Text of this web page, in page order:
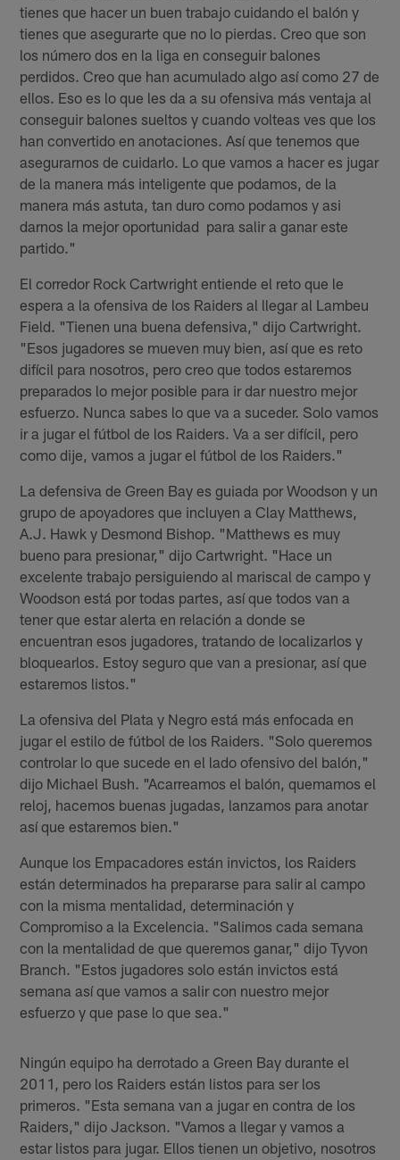
tienes que hacer un buen trabajo cuidando el balón y
tienes que asegurarte que no lo pierdas. Creo que son
los número dos en la liga en conseguir balones
perdidos. Creo que han acumulado algo así como 27 de
ellos. Eso es lo que les da a su ofensiva más ventaja al
conseguir balones sueltos y cuando volteas ves que los
han convertido en anotaciones. Así que tenemos que
asegurarnos de cuidarlo. Lo que vamos a hacer es jugar
de la manera más inteligente que podamos, de la
manera más astuta, tan duro como podamos y asi
darnos la mejor oportunidad para salir a ganar este
partido."
El corredor Rock Cartwright entiende el reto que le
espera a la ofensiva de los Raiders al llegar al Lambeu
Field. "Tienen una buena defensiva," dijo Cartwright.
"Esos jugadores se mueven muy bien, así que es reto
difícil para nosotros, pero creo que todos estaremos
preparados lo mejor posible para ir dar nuestro mejor
esfuerzo. Nunca sabes lo que va a suceder. Solo vamos
ir a jugar el fútbol de los Raiders. Va a ser difícil, pero
como dije, vamos a jugar el fútbol de los Raiders."
La defensiva de Green Bay es guiada por Woodson y un
grupo de apoyadores que incluyen a Clay Matthews,
A.J. Hawk y Desmond Bishop. "Matthews es muy
bueno para presionar," dijo Cartwright. "Hace un
excelente trabajo persiguiendo al mariscal de campo y
Woodson está por todas partes, así que todos van a
tener que estar alerta en relación a donde se
encuentran esos jugadores, tratando de localizarlos y
bloquearlos. Estoy seguro que van a presionar, así que
estaremos listos."
La ofensiva del Plata y Negro está más enfocada en
jugar el estilo de fútbol de los Raiders. "Solo queremos
controlar lo que sucede en el lado ofensivo del balón,"
dijo Michael Bush. "Acarreamos el balón, quemamos el
reloj, hacemos buenas jugadas, lanzamos para anotar
así que estaremos bien."
Aunque los Empacadores están invictos, los Raiders
están determinados ha prepararse para salir al campo
con la misma mentalidad, determinación y
Compromiso a la Excelencia. "Salimos cada semana
con la mentalidad de que queremos ganar," dijo Tyvon
Branch. "Estos jugadores solo están invictos está
semana así que vamos a salir con nuestro mejor
esfuerzo y que pase lo que sea."
Ningún equipo ha derrotado a Green Bay durante el
2011, pero los Raiders están listos para ser los
primeros. "Esta semana van a jugar en contra de los
Raiders," dijo Jackson. "Vamos a llegar y vamos a
estar listos para jugar. Ellos tienen un objetivo, nosotros